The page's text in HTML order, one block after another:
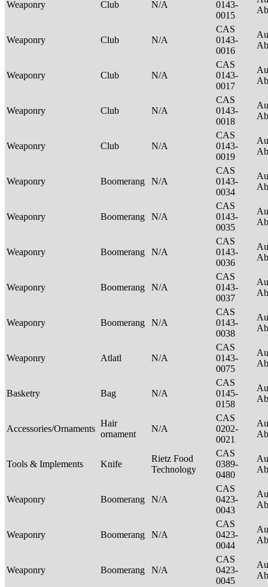
Weaponry Club N/A
0143-
0015
Weaponry Club N/A
CAS
0143-
0016
Weaponry Club N/A
CAS
0143-
0017
Weaponry Club N/A
CAS
0143-
0018
Weaponry Club N/A
CAS
0143-
0019
Weaponry Boomerang N/A
CAS
0143-
0034
Weaponry Boomerang N/A
CAS
0143-
0035
Weaponry Boomerang N/A
CAS
0143-
0036
Weaponry Boomerang N/A
CAS
0143-
0037
Weaponry Boomerang N/A
CAS
0143-
0038
Weaponry Atlatl N/A
CAS
0143-
0075
Basketry Bag N/A
CAS
0145-
0158
Accessories/Ornaments
Hair
ornament
N/A
CAS
0202-
0021
Tools & Implements Knife
Rietz Food
Technology
CAS
0389-
0480
Weaponry Boomerang N/A
CAS
0423-
0043
Weaponry Boomerang N/A
CAS
0423-
0044
Weaponry Boomerang N/A
CAS
0423-
0045